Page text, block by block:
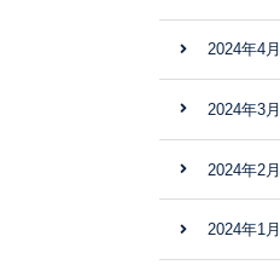
2024年4月
2024年3月
2024年2月
2024年1月